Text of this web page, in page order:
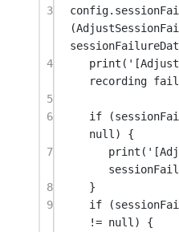
3
(
4
print (
recording
5
6
if
null ) {
7
print (
8
}
9
if
!= null ) {